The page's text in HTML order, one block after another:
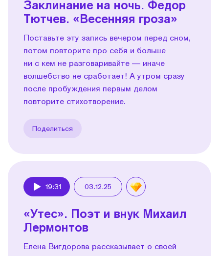
Заклинание на ночь. Федор
Тютчев. «Весенняя гроза»
Поставьте эту запись вечером перед сном,
потом повторите про себя и больше
ни с кем не разговаривайте — иначе
волшебство не сработает! А утром сразу
после пробуждения первым делом
повторите стихотворение.
Поделиться
19:31 03.12.25
«Утес». Поэт и внук Михаил
Лермонтов
Елена Вигдорова рассказывает о своей